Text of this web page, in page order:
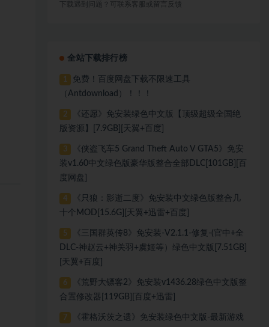
下载遇到问题？可联系客服或留言反馈
全站下载排行榜
1
免费！百度网盘下载不限速工具
（Antdownload）！！！
2
《还愿》免安装绿色中文版【顶级超级全国绝
版资源】[7.9GB][天翼+百度]
3
《侠盗飞车5 Grand Theft Auto V GTA5》免安
装v1.60中文绿色版豪华版整合全部DLC[101GB][百
度网盘]
4
《只狼：影逝二度》免安装中文绿色版整合几
十个MOD[15.6G][天翼+迅雷+百度]
5
《三国群英传8》免安装-V2.1.1-修复-(官中+全
DLC-神赵云+神关羽+虞姬等）绿色中文版[7.51GB]
[天翼+百度]
6
《荒野大镖客2》免安装v1436.28绿色中文版整
合置修改器[119GB][百度+迅雷]
7
《霍格沃茨之遗》免安装绿色中文版-最新游戏